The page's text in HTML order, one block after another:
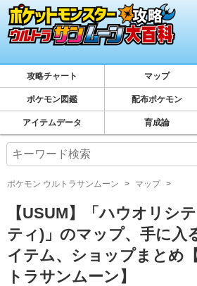
攻略チャート マップ
ポケモン図鑑 配布ポケモン
アイテムデータ 育成論
ポケモン ウルトラサンムーン マップ
【USUM】「ハウオリシ
ティ)」のマップ、手に入
イテム、ショップまとめ
トラサンムーン】